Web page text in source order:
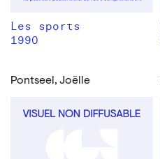
Les sports
1990
Pontseel, Joëlle